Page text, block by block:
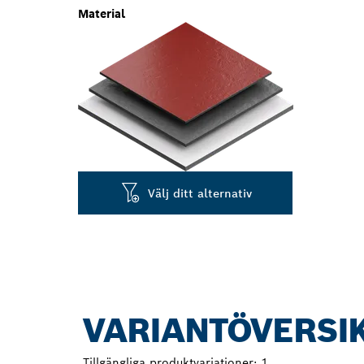
Material
Välj ditt alternativ